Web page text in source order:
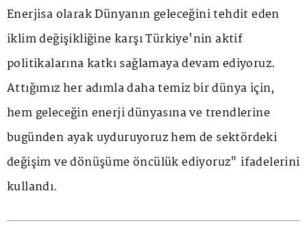
Enerjisa olarak Dünyanın geleceğini tehdit eden
iklim değişikliğine karşı Türkiye'nin aktif
politikalarına katkı sağlamaya devam ediyoruz.
Attığımız her adımla daha temiz bir dünya için,
hem geleceğin enerji dünyasına ve trendlerine
bugünden ayak uyduruyoruz hem de sektördeki
değişim ve dönüşüme öncülük ediyoruz" ifadelerini
kullandı.